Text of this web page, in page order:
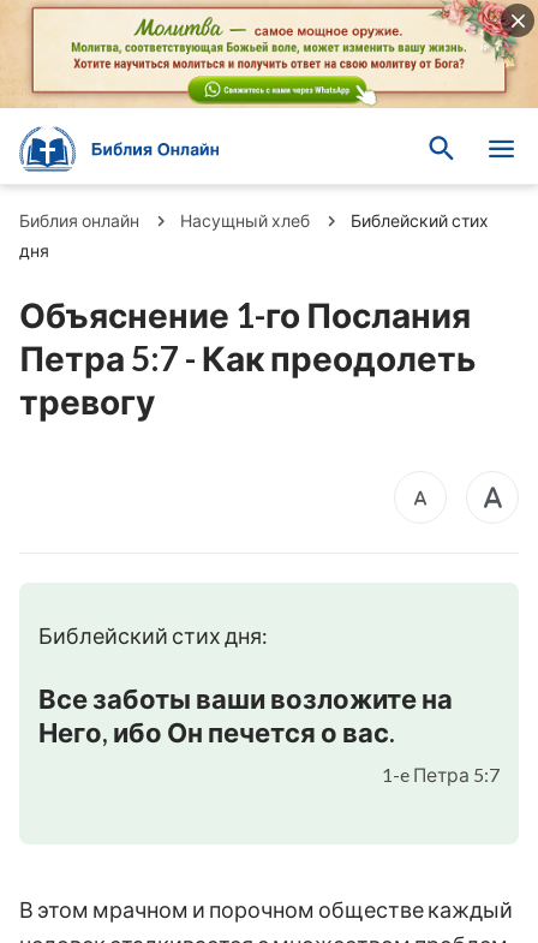
Библия онлайн Насущный хлеб
Библейский стих
дня
Объяснение 1-го Послания
Петра 5:7 - Как преодолеть
тревогу
Библейский стих дня:
Все заботы ваши возложите на
Него, ибо Он печется о вас.
1-e Петра 5:7
В этом мрачном и порочном обществе каждый